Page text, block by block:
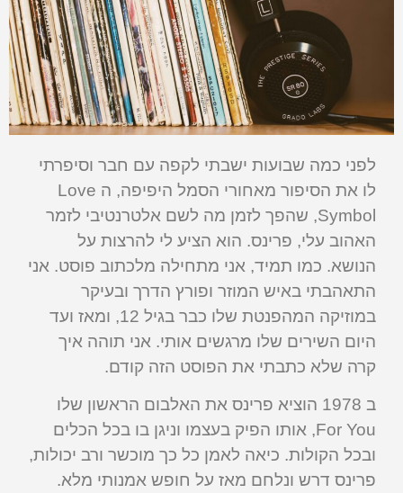
לפני כמה שבועות ישבתי לקפה עם חבר וסיפרתי
לו את הסיפור מאחורי הסמל היפיפה, ה Love
Symbol, שהפך לזמן מה לשם אלטרנטיבי לזמר
האהוב עלי, פרינס. הוא הציע לי להרצות על
הנושא. כמו תמיד, אני מתחילה מלכתוב פוסט. אני
התאהבתי באיש המוזר ופורץ הדרך ובעיקר
במוזיקה המהפנטת שלו כבר בגיל 12, ומאז ועד
היום השירים שלו מרגשים אותי. אני תוהה איך
קרה שלא כתבתי את הפוסט הזה קודם.
ב 1978 הוציא פרינס את האלבום הראשון שלו
For You, אותו הפיק בעצמו וניגן בו בכל הכלים
ובכל הקולות. כיאה לאמן כל כך מוכשר ורב יכולות,
פרינס דרש ונלחם מאז על חופש אמנותי מלא.